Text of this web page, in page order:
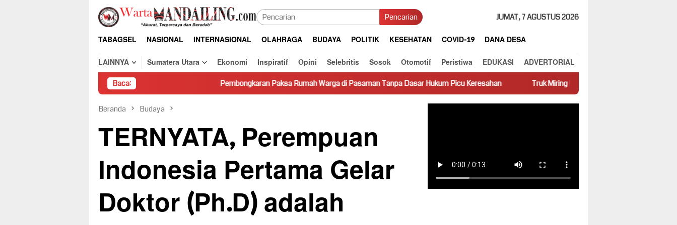
Loncat
konten
Pencarian JUMAT, 7 AGUSTUS 2026
TABAGSEL NASIONAL INTERNASIONAL OLAHRAGA BUDAYA POLITIK KESEHATAN COVID-19
DANA DESA
LAINNYA
Sumatera Utara Ekonomi Inspiratif Opini Selebritis Sosok Otomotif Peristiwa EDUKASI ADVERTORIAL
Baca: Pembongkaran Paksa Rumah Warga di Pasaman Tanpa Dasar Hukum Picu Keresahan Truk Miring Hambat Arus Lalu Lintas di Jalan Panti–Simpang Empat
Beranda Budaya
TERNYATA, Perempuan
Indonesia Pertama Gelar
Doktor (Ph.D) adalah